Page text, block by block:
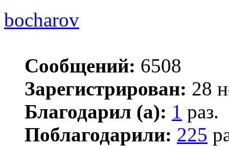
bocharov
Сообщений: 6508
Зарегистрирован: 28
Благодарил (а): 1 раз.
Поблагодарили: 225